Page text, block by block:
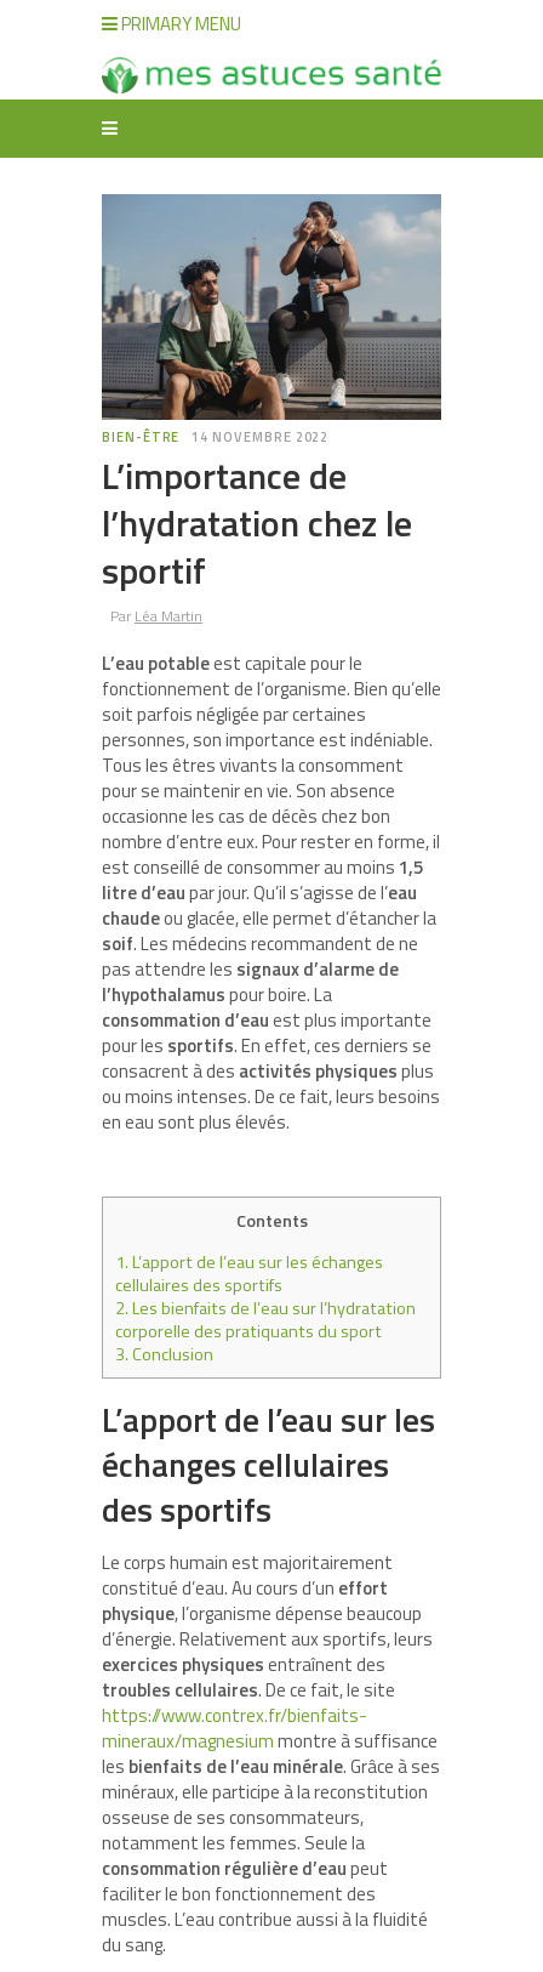
PRIMARY MENU
BIEN-ÊTRE 14 NOVEMBRE 2022
L’importance de
l’hydratation chez le
sportif
Par Léa Martin
L’eau potableest capitale pour le
fonctionnement de l’organisme. Bien qu’elle
soit parfois négligée par certaines
personnes, son importance est indéniable.
Tous les êtres vivants la consomment
pour se maintenir en vie. Son absence
occasionne les cas de décès chez bon
nombre d’entre eux. Pour rester en forme, il
est conseillé de consommer au moins 1,5
litre d’eaupar jour. Qu’il s’agisse de l’eau
chaudeou glacée, elle permet d’étancher la
soif. Les médecins recommandent de ne
pas attendre les signaux d’alarme de
l’hypothalamuspour boire. La
consommation d’eauest plus importante
pour les sportifs. En effet, ces derniers se
consacrent à des activités physiquesplus
ou moins intenses. De ce fait, leurs besoins
en eau sont plus élevés.
Contents
1.L’apport de l’eau sur les échanges
cellulaires des sportifs
2.Les bienfaits de l’eau sur l’hydratation
corporelle des pratiquants du sport
3.Conclusion
L’apport de l’eau sur les
échanges cellulaires
des sportifs
Le corps humain est majoritairement
constitué d’eau. Au cours d’un effort
physique, l’organisme dépense beaucoup
d’énergie. Relativement aux sportifs, leurs
exercices physiquesentraînent des
troubles cellulaires. De ce fait, le site
https://www.contrex.fr/bienfaits-
mineraux/magnesiummontre à suffisance
les bienfaits de l’eau minérale. Grâce à ses
minéraux, elle participe à la reconstitution
osseuse de ses consommateurs,
notamment les femmes. Seule la
consommation régulière d’eaupeut
faciliter le bon fonctionnement des
muscles. L’eau contribue aussi à la fluidité
du sang.